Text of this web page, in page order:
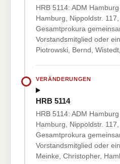
HRB 5114: ADM
Hamburg, Nippoldstr.
Gesamtprokura
Vorstandsmitglied oder
Piotrowski, Bernd,
VERÄNDERUNGEN
HRB 5114
HRB 5114: ADM
Hamburg, Nippoldstr.
Gesamtprokura
Vorstandsmitglied oder
Meinke, Christopher,